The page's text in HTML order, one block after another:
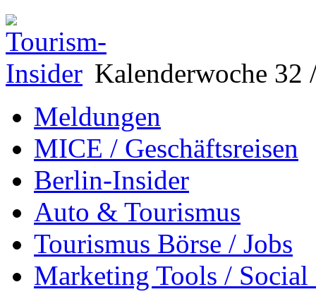
Kalenderwoche 32
Meldungen
MICE / Geschäftsreisen
Berlin-Insider
Auto & Tourismus
Tourismus Börse / Jobs
Marketing Tools /